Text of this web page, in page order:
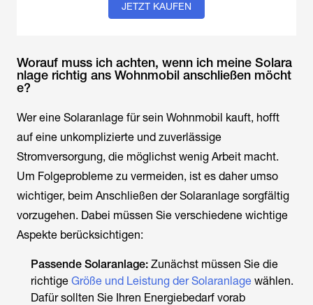
JETZT KAUFEN
Worauf muss ich achten, wenn ich meine Solara
nlage richtig ans Wohnmobil anschließen möcht
e?
Wer eine Solaranlage für sein Wohnmobil kauft, hofft
auf eine unkomplizierte und zuverlässige
Stromversorgung, die möglichst wenig Arbeit macht.
Um Folgeprobleme zu vermeiden, ist es daher umso
wichtiger, beim Anschließen der Solaranlage sorgfältig
vorzugehen. Dabei müssen Sie verschiedene wichtige
Aspekte berücksichtigen:
Passende Solaranlage: Zunächst müssen Sie die
richtige Größe und Leistung der Solaranlage wählen.
Dafür sollten Sie Ihren Energiebedarf vorab